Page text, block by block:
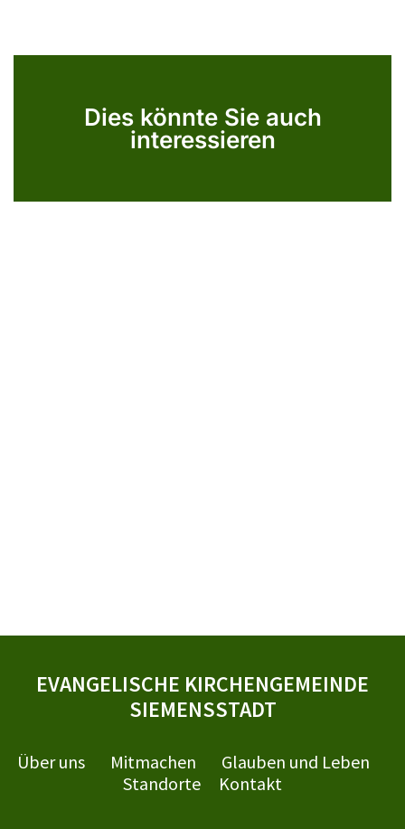
Dies könnte Sie auch
interessieren
EVANGELISCHE KIRCHENGEMEINDE
SIEMENSSTADT
Über uns Mitmachen Glauben und Leben
Standorte
Kontakt